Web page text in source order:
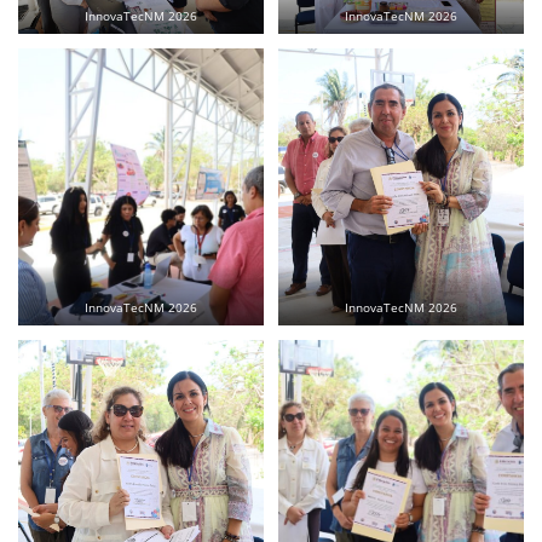
InnovaTecNM 2026 InnovaTecNM 2026
InnovaTecNM 2026 InnovaTecNM 2026